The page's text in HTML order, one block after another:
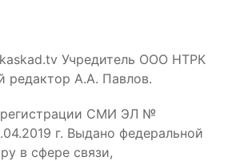
Учредитель ООО НТРК
редактор А.А. Павлов.
регистрации СМИ ЭЛ №
г. Выдано федеральной
в сфере связи,